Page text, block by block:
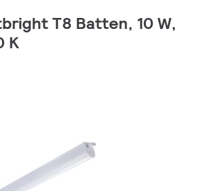
T8 Batten, 10 W,
K